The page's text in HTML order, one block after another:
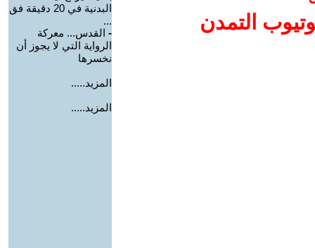
التمدن
البدنية في 20 دقيقة فق
...
- القدس... معركة
الرواية التي لا يجوز أن
نخسرها
المزيد.....
المزيد.....